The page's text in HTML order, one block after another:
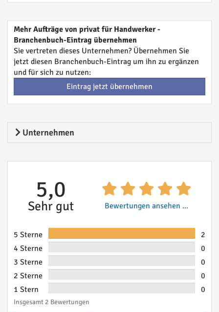
Mehr Aufträge von privat für Handwerker -
Branchenbuch-Eintrag übernehmen
Sie vertreten dieses Unternehmen? Übernehmen Sie
jetzt diesen Branchenbuch-Eintrag um ihn zu ergänzen
und für sich zu nutzen:
Eintrag jetzt übernehmen
Unternehmen
5,0
Sehr gut Bewertungen ansehen ...
5 Sterne
2
4 Sterne
0
3 Sterne
0
2 Sterne
0
1 Stern
0
Insgesamt 2 Bewertungen